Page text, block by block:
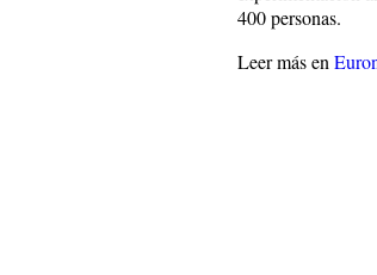
400 personas.
Leer más en